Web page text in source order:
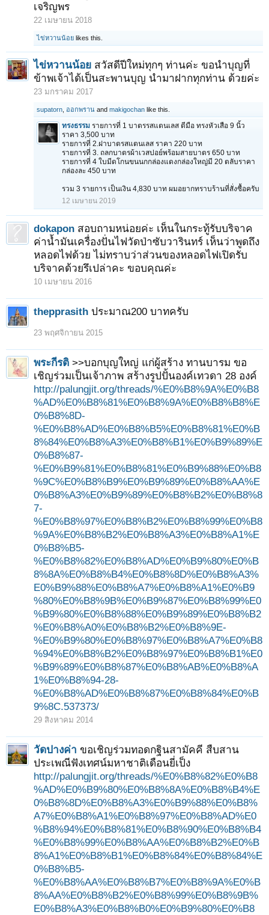
เจริญพร
22 เมษายน 2018
ไข่หวานน้อย likes this.
ไข่หวานน้อย สวัสดีปีใหม่ทุกๆ ท่านค่ะ ขอนำบุญที่
ข้าพเจ้าได้เป็นสะพานบุญ นำมาฝากทุกท่าน ด้วยค่ะ
23 มกราคม 2017
supatorn ออกพราน and makigochan like this.
ทรงธรรม รายการที่ 1 บาตรรสแตนเลส ตีมือ ทรงหัวเสือ 9 นิ้ว
ราคา 3,500 บาท
รายการที่ 2.ฝาบาตรสแตนเลส ราคา 220 บาท
รายการที่ 3. ถลกบาตรผ้าเวสปอย์พร้อมสายบาตร 650 บาท
รายการที่ 4 ใบมีดโกนขนนกกล่องแดงกล่องใหญ่มี 20 ตลับราคา
กล่องละ 450 บาท
รวม 3 รายการ เป็นเงิน 4,830 บาท ผมอยากทราบร้านที่สั่งซื้อครับ
12 เมษายน 2019
dokapon สอบถามหน่อยค่ะ เห็นในกระทู้รับบริจาค
ค่าน้ำมันเครื่องปั่นไฟวัดป่าซับวารินทร์ เห็นว่าพูดถึง
หลอดไฟด้วย ไม่ทราบว่าส่วนของหลอดไฟเปิดรับ
บริจาคด้วยรึเปล่าคะ ขอบคุณค่ะ
10 เมษายน 2016
thepprasith ประมาณ200 บาทครับ
23 พฤศจิกายน 2015
พระกีรติ >>บอกบุญใหญ่ แก่ผู้สร้าง ทานบารม ขอ
เชิญร่วมเป็นเจ้าภาพ สร้างรูปปั้นองค์เทวดา 28 องค์
http://palungjit.org/threads/%E0%B8%9A%E0%B8
%AD%E0%B8%81%E0%B8%9A%E0%B8%B8%E
0%B8%8D-
%E0%B8%AD%E0%B8%B5%E0%B8%81%E0%B
8%84%E0%B8%A3%E0%B8%B1%E0%B9%89%E
0%B8%87-
%E0%B9%81%E0%B8%81%E0%B9%88%E0%B8
%9C%E0%B8%B9%E0%B9%89%E0%B8%AA%E
0%B8%A3%E0%B9%89%E0%B8%B2%E0%B8%8
7-
%E0%B8%97%E0%B8%B2%E0%B8%99%E0%B8
%9A%E0%B8%B2%E0%B8%A3%E0%B8%A1%E
0%B8%B5-
%E0%B8%82%E0%B8%AD%E0%B9%80%E0%B
8%8A%E0%B8%B4%E0%B8%8D%E0%B8%A3%
E0%B9%88%E0%B8%A7%E0%B8%A1%E0%B9
%80%E0%B8%9B%E0%B9%87%E0%B8%99%E0
%B9%80%E0%B8%88%E0%B9%89%E0%B8%B2
%E0%B8%A0%E0%B8%B2%E0%B8%9E-
%E0%B9%80%E0%B8%97%E0%B8%A7%E0%B8
%94%E0%B8%B2%E0%B8%97%E0%B8%B1%E0
%B9%89%E0%B8%87%E0%B8%AB%E0%B8%A
1%E0%B8%94-28-
%E0%B8%AD%E0%B8%87%E0%B8%84%E0%B
9%8C.537373/
29 สิงหาคม 2014
วัดปางค่า ขอเชิญร่วมทอดกฐินสามัคคี สืบสาน
ประเพณีฟังเทศน์มหาชาติเดือนยี่เป็ง
http://palungjit.org/threads/%E0%B8%82%E0%B8
%AD%E0%B9%80%E0%B8%8A%E0%B8%B4%E
0%B8%8D%E0%B8%A3%E0%B9%88%E0%B8%
A7%E0%B8%A1%E0%B8%97%E0%B8%AD%E0
%B8%94%E0%B8%81%E0%B8%90%E0%B8%B4
%E0%B8%99%E0%B8%AA%E0%B8%B2%E0%B
8%A1%E0%B8%B1%E0%B8%84%E0%B8%84%E
0%B8%B5-
%E0%B8%AA%E0%B8%B7%E0%B8%9A%E0%B
8%AA%E0%B8%B2%E0%B8%99%E0%B8%9B%
E0%B8%A3%E0%B8%B0%E0%B9%80%E0%B8